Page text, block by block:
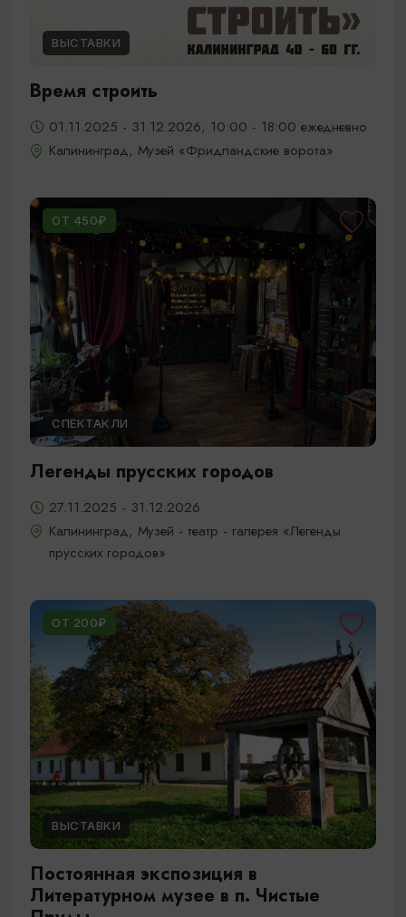
ВЫСТАВКИ
Время строить
01.11.2025 - 31.12.2026, 10:00 - 18:00 ежедневно
Калининград, Музей «Фридландские ворота»
ОТ 450₽
СПЕКТАКЛИ
Легенды прусских городов
27.11.2025 - 31.12.2026
Калининград, Музей - театр - галерея «Легенды
прусских городов»
ОТ 200₽
ВЫСТАВКИ
Постоянная экспозиция в
Литературном музее в п. Чистые